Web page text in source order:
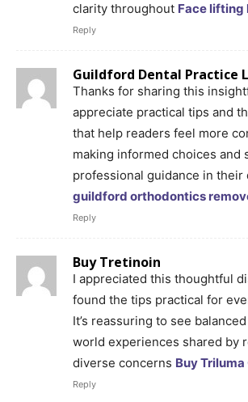
clarity throughout Face lifting
Reply
Guildford Dental Practice
Thanks for sharing this
appreciate practical tips and
that help readers feel more
making informed choices and
professional guidance in their
guildford orthodontics
Reply
Buy Tretinoin
I appreciated this thoughtful
found the tips practical for
It’s reassuring to see
world experiences shared by
diverse concerns Buy Triluma
Reply